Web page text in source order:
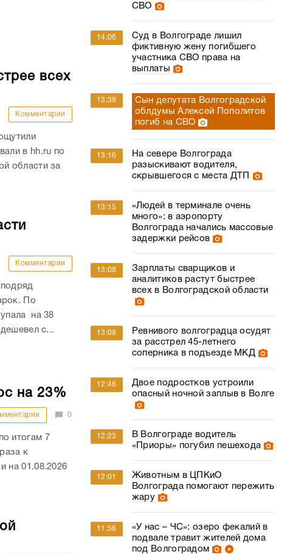
всех
Комментарии
в hh.ru по
области за
Комментарии
По
на 38
с...
на 23%
0
итогам 7
к
на 01.08.2026
СВО
14:06
Суд в Волгограде лишил
фиктивную жену погибшего
участника СВО права на
выплаты
13:39
Сын депутата Волгоградской
облдумы Алексей Пополитов
погиб на СВО
13:16
На севере Волгограда
разыскивают водителя,
скрывшегося с места ДТП
13:15
«Людей в терминале очень
много»: в аэропорту
Волгограда начались массовые
задержки рейсов
13:08
Зарплаты сварщиков и
аналитиков растут быстрее
всех в Волгоградской области
13:08
Ревнивого волгоградца осудят
за расстрел 45-летнего
соперника в подъезде МКД
12:46
Двое подростков устроили
опасный ночной заплыв в Волге
12:23
В Волгограде водитель
«Приоры» погубил пешехода
12:01
Животным в ЦПКиО
Волгограда помогают пережить
жару
11:56
«У нас – ЧС»: озеро фекалий в
подвале травит жителей дома
под Волгоградом